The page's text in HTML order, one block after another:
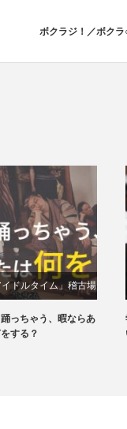
ボクラジ！／ボクラ
イドルタイム」稽古場
動画
っちゃう、暇ならあ
する？